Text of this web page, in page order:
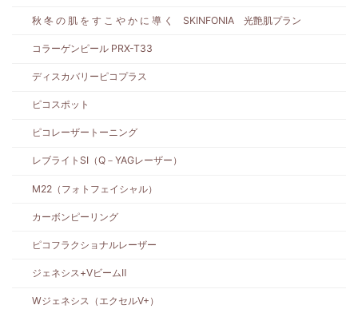
秋 冬 の 肌 を す こ や か に 導 く SKINFONIA 光艶肌プラン
コラーゲンピール PRX-T33
ディスカバリーピコプラス
ピコスポット
ピコレーザートーニング
レブライトSI（Q－YAGレーザー）
M22（フォトフェイシャル）
カーボンピーリング
ピコフラクショナルレーザー
ジェネシス+VビームⅡ
Wジェネシス（エクセルV+）